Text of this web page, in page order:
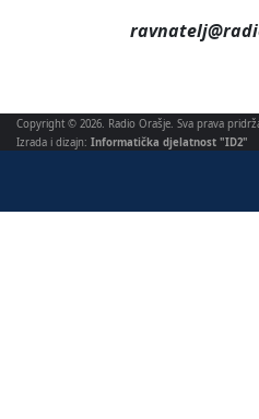
Copyright © 2026. Radio Orašje. Sva prava
Izrada i dizajn: Informatička djelatnost "ID2"